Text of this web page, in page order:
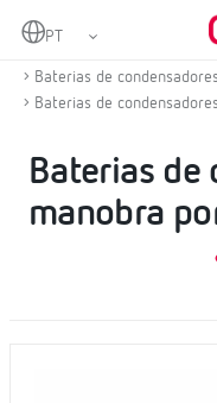
Home
Baterias de condensadores
Baterias de
Baterias de
manobra